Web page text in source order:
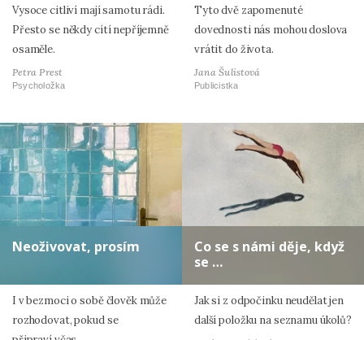
Vysoce citliví mají samotu rádi.
Přesto se někdy cítí nepříjemně
osaměle.
Petra Prest
Psycholožka
Tyto dvě zapomenuté
dovednosti nás mohou doslova
vrátit do života.
Jana Šulistová
Publicistka
Neoživovat, prosím
I v bezmoci o sobě člověk může
rozhodovat, pokud se
Co se s námi děje, když
se …
Jak si z odpočinku neudělat jen
další položku na seznamu úkolů?